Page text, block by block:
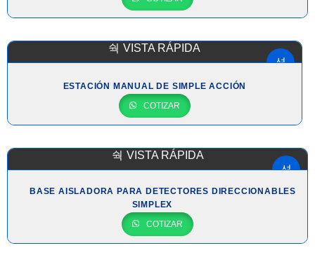
VISTA RÁPIDA
ESTACIÓN MANUAL DE SIMPLE ACCIÓN
COTIZAR
VISTA RÁPIDA
BASE AISLADORA PARA DETECTORES DIRECCIONABLES
SIMPLEX
COTIZAR